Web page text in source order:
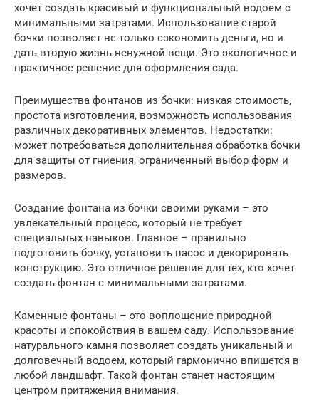
хочет создать красивый и функциональный водоем с
минимальными затратами. Использование старой
бочки позволяет не только сэкономить деньги, но и
дать вторую жизнь ненужной вещи. Это экологичное и
практичное решение для оформления сада.
Преимущества фонтанов из бочки: низкая стоимость,
простота изготовления, возможность использования
различных декоративных элементов. Недостатки:
может потребоваться дополнительная обработка бочки
для защиты от гниения, ограниченный выбор форм и
размеров.
Создание фонтана из бочки своими руками – это
увлекательный процесс, который не требует
специальных навыков. Главное – правильно
подготовить бочку, установить насос и декорировать
конструкцию. Это отличное решение для тех, кто хочет
создать фонтан с минимальными затратами.
Каменные фонтаны – это воплощение природной
красоты и спокойствия в вашем саду. Использование
натурального камня позволяет создать уникальный и
долговечный водоем, который гармонично впишется в
любой ландшафт. Такой фонтан станет настоящим
центром притяжения внимания.